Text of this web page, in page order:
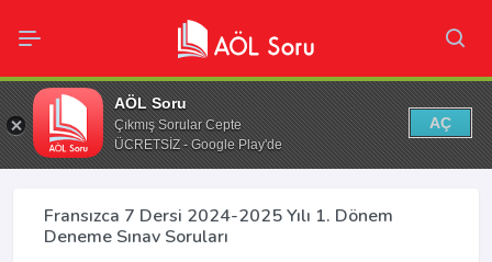
AÖL Soru
Çıkmış Sorular Cepte
ÜCRETSİZ - Google Play'de
AÇ
Fransızca 7 Dersi 2024-2025 Yılı 1. Dönem
Deneme Sınav Soruları